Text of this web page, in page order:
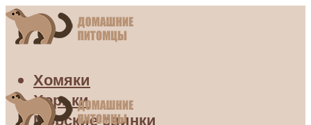
Хомяки
Хорьки
Морские свинки